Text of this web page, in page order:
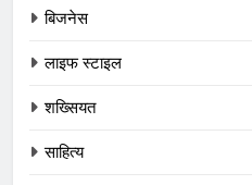
बिजनेस
लाइफ स्टाइल
शख्सियत
साहित्य